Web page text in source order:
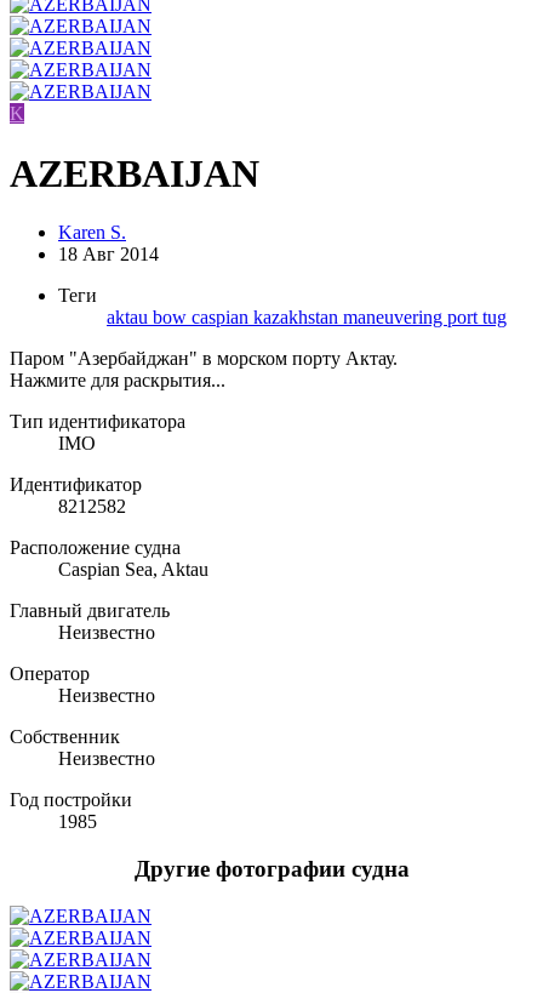
K
AZERBAIJAN
Karen S.
18 Авг 2014
Теги
aktau bow caspian kazakhstan maneuvering port tug
Паром "Азербайджан" в морском порту Актау.
Нажмите для раскрытия...
Тип идентификатора
IMO
Идентификатор
8212582
Расположение судна
Caspian Sea, Aktau
Главный двигатель
Неизвестно
Оператор
Неизвестно
Собственник
Неизвестно
Год постройки
1985
Другие фотографии судна